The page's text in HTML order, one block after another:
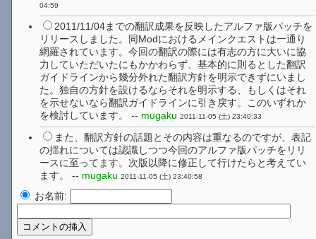
04:59
2011/11/04までの翻訳成果を反映したアルファ版パッチを
リリースしました。同Modにおけるメインクエストは一通り
網羅されています。今回の翻訳の際には有志の方に大いに協
力していただいたにもかかわらず、基本的に則るとした翻訳
ガイドラインから幾分外れた翻訳方針を明示できずにいまし
た。独自の方針を設けるならそれを明示する、もしくはそれ
を示せないなら翻訳ガイドラインに引き戻す。このいずれか
を検討しています。 -- mugaku 2011-11-05 (土) 23:40:33
また、翻訳方針の話題とその内容は重なるのですが、表記
の揺れについては認識しつつ今回のアルファ版パッチをリリ
ースに至ってます。次版以降に修正して行けたらと考えてい
ます。 -- mugaku 2011-11-05 (土) 23:40:58
お名前: